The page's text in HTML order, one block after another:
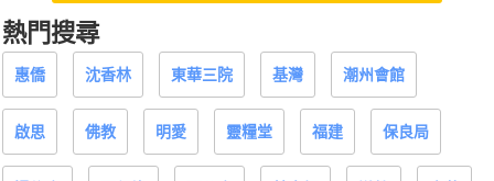
熱門搜尋
惠僑 沈香林 東華三院 基灣 潮州會館
啟思 佛教 明愛 靈糧堂 福建 保良局